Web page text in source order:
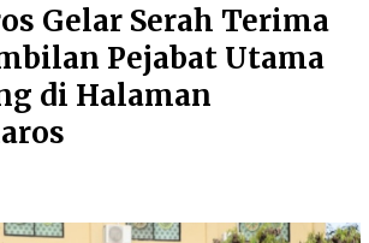
Gelar Serah Terima
Pejabat Utama
di Halaman